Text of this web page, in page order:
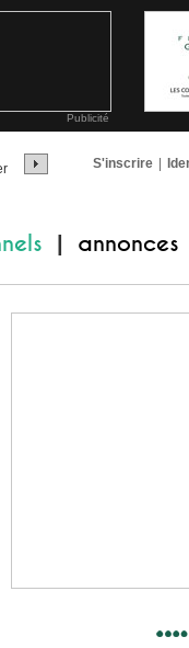
Publicité
S'inscrire
annonces